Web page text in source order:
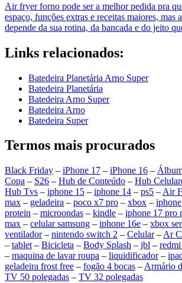
Air fryer forno pode ser a melhor pedida pra
espaço, funções extras e receitas maiores, mas
depende da sua rotina, da bancada e do jeito
Links relacionados:
Batedeira Planetária Arno Super
Batedeira Planetária
Batedeira Arno Super
Batedeira Arno
Batedeira Super
Termos mais procurados
Black Friday – iPhone 17 – iPhone 16 –
Copa – S26 – Hub de Conteúdo – Hub
Hub Tvs – iphone 15 – iphone 14 – ps5 – Air
max – geladeira – poco x7 pro – xbox – iphone
protein – microondas – kindle – iphone 17 pro
max – celular samsung – iphone 16e – xbox
ventilador– nintendo switch 2 – Celular– Ar
– tablet – Bicicleta – Body Splash – jbl –
– maquina de lavar roupa – liquidificador–
geladeira frost free – fogão 4 bocas – Armário
TV 50 polegadas – TV 32 polegadas